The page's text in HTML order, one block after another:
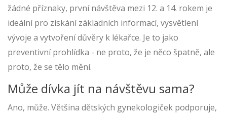
žádné příznaky, první návštěva mezi 12. a 14. rokem je
ideální pro získání základních informací, vysvětlení
vývoje a vytvoření důvěry k lékařce. Je to jako
preventivní prohlídka - ne proto, že je něco špatně, ale
proto, že se tělo mění.
Může dívka jít na návštěvu sama?
Ano, může. Většina dětských gynekologiček podporuje,